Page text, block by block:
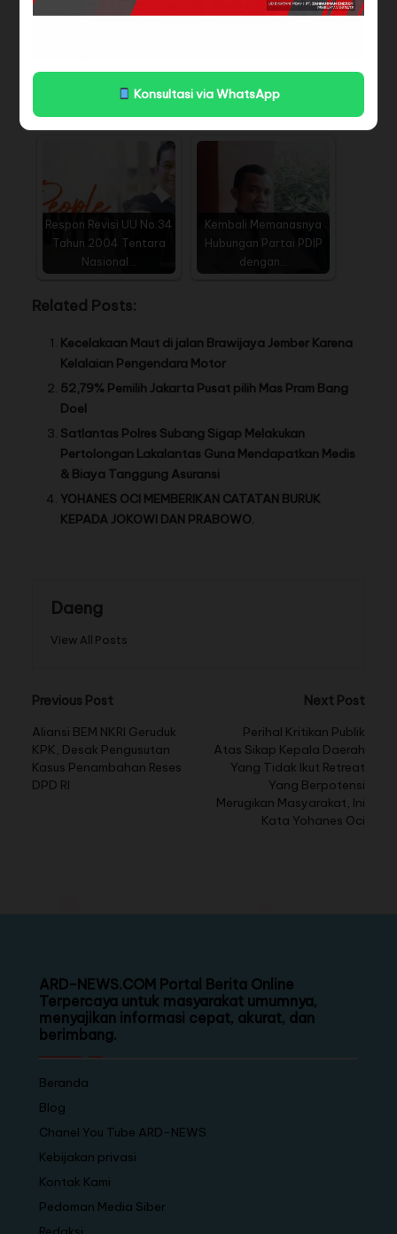
Konsultasi via WhatsApp
Yohanes Oci:
Pertemuan Prabowo–
Rahmad Sukendar
Sentil Megawati:
Respon Revisi UU No.34
Tahun 2004 Tentara
Nasional…
Kembali Memanasnya
Hubungan Partai PDIP
dengan…
Related Posts:
Kecelakaan Maut di jalan Brawijaya Jember Karena
Kelalaian Pengendara Motor
52,79% Pemilih Jakarta Pusat pilih Mas Pram Bang
Doel
Satlantas Polres Subang Sigap Melakukan
Pertolongan Lakalantas Guna Mendapatkan Medis
& Biaya Tanggung Asuransi
YOHANES OCI MEMBERIKAN CATATAN BURUK
KEPADA JOKOWI DAN PRABOWO.
Daeng
View All Posts
Previous Post
Aliansi BEM NKRI Geruduk
KPK, Desak Pengusutan
Kasus Penambahan Reses
DPD RI
Next Post
Perihal Kritikan Publik
Atas Sikap Kepala Daerah
Yang Tidak Ikut Retreat
Yang Berpotensi
Merugikan Masyarakat, Ini
Kata Yohanes Oci
ARD-NEWS.COM Portal Berita Online
Terpercaya untuk masyarakat umumnya,
menyajikan informasi cepat, akurat, dan
berimbang.
Beranda
Blog
Chanel You Tube ARD-NEWS
Kebijakan privasi
Kontak Kami
Pedoman Media Siber